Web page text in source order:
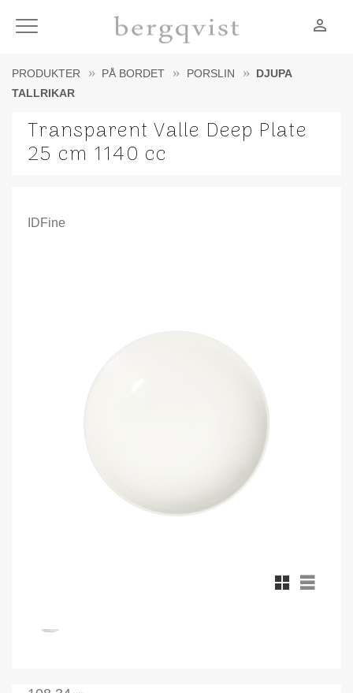
Meny person_outline
PRODUKTER PÅ BORDET PORSLIN
DJUPA
TALLRIKAR
Transparent Valle Deep Plate
25 cm 1140 cc
IDFine
Rutnätsvy
Listvy